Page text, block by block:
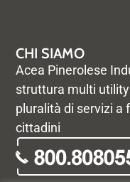
CHI SIAMO
Acea Pinerolese
struttura multi
pluralità di servizi a
cittadini